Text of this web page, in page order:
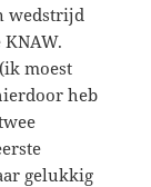
wedstrijd
moest
heb
gelukkig